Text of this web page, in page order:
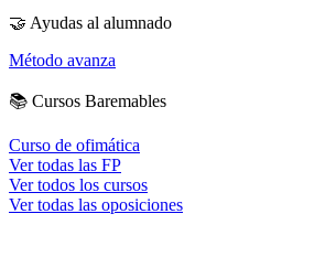
🤝 Ayudas al alumnado
Método avanza
📚 Cursos Baremables
Curso de ofimática
Ver todas las FP
Ver todos los cursos
Ver todas las oposiciones